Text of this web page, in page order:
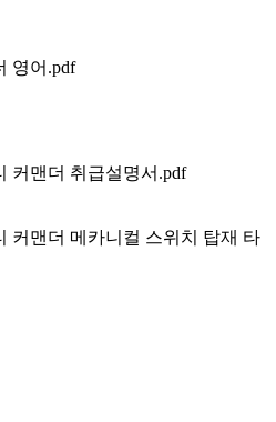
영어.pdf
커맨더 취급설명서.pdf
커맨더 메카니컬 스위치 탑재 타